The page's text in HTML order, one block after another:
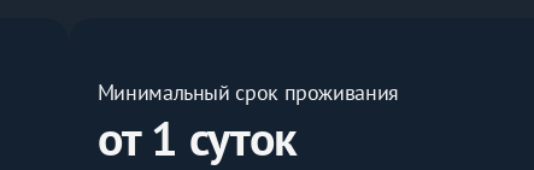
Минимальный срок проживания
от 1 суток